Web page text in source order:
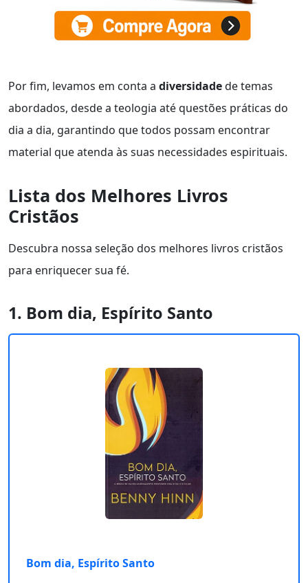
Por fim, levamos em conta a diversidadede temas
abordados, desde a teologia até questões práticas do
dia a dia, garantindo que todos possam encontrar
material que atenda às suas necessidades espirituais.
Lista dos Melhores Livros
Cristãos
Descubra nossa seleção dos melhores livros cristãos
para enriquecer sua fé.
1. Bom dia, Espírito Santo
Bom dia, Espírito Santo